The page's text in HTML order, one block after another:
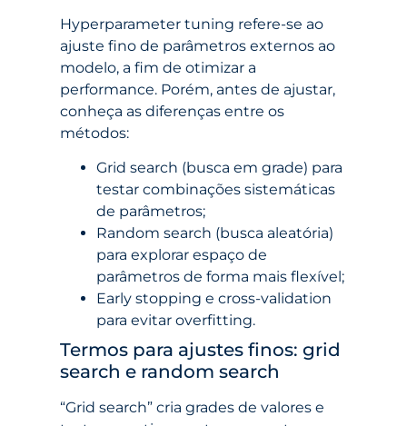
Hyperparameter tuning refere-se ao
ajuste fino de parâmetros externos ao
modelo, a fim de otimizar a
performance. Porém, antes de ajustar,
conheça as diferenças entre os
métodos:
Grid search (busca em grade) para
testar combinações sistemáticas
de parâmetros;
Random search (busca aleatória)
para explorar espaço de
parâmetros de forma mais flexível;
Early stopping e cross-validation
para evitar overfitting.
Termos para ajustes finos: grid
search e random search
“Grid search” cria grades de valores e